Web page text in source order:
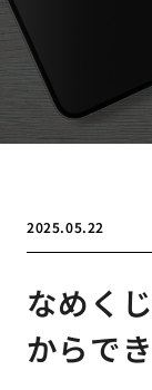
2025.05.22
なめく
からで